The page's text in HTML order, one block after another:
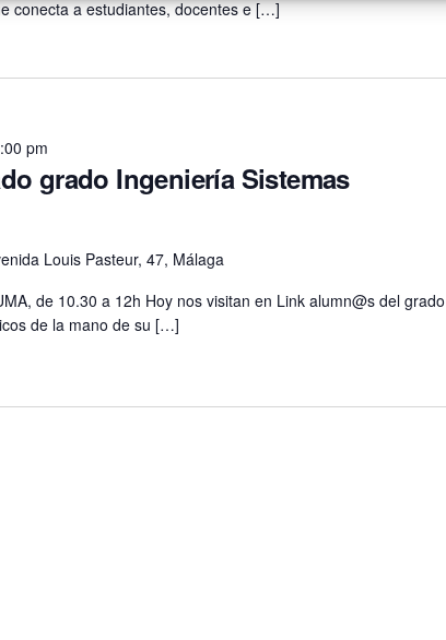
conecta a estudiantes, docentes e […]
grado Ingeniería Sistemas
pm
Louis Pasteur, 47, Málaga
de 10.30 a 12h Hoy nos visitan en Link alumn@s del
de la mano de su […]